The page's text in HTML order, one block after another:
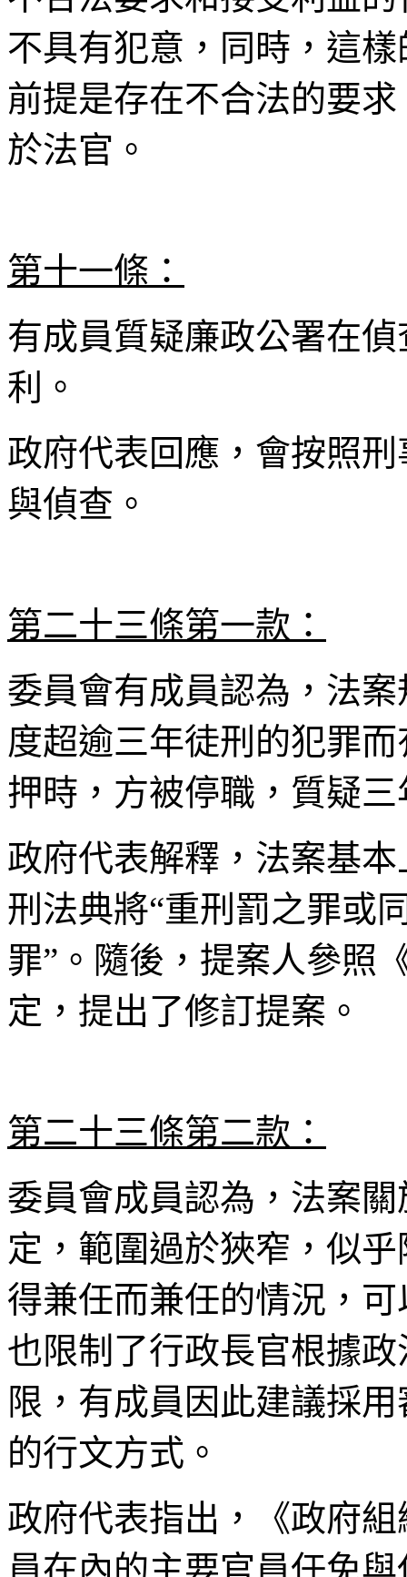
不具有犯意，同時，這
前提是存在不合法的要
於法官。
第十一條：
有成員質疑廉政公署在
利。
政府代表回應，會按照
與偵查。
第二十三條第一款：
委員會有成員認為，法
度超逾三年徒刑的犯罪
押時，方被停職，質疑
政府代表解釋，法案基
刑法典將“重刑罰之罪或
罪”。隨後，提案人參照
定，提出了修訂提案。
第二十三條第二款：
委員會成員認為，法案
定，範圍過於狹窄，似
得兼任而兼任的情況，
也限制了行政長官根據
限，有成員因此建議採
的行文方式。
政府代表指出，《政府
員在內的主要官員任免